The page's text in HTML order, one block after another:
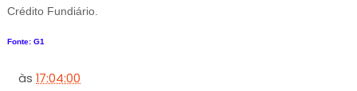
Crédito Fundiário.
Fonte: G1
às17:04:00